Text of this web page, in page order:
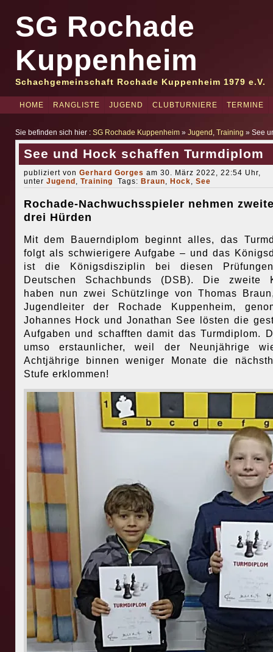
SG Rochade
Kuppenheim
Schachgemeinschaft Rochade Kuppenheim 1979 e.V.
HOME RANGLISTE JUGEND CLUBTURNIERE TERMINE
Sie befinden sich hier : SG Rochade Kuppenheim» Jugend , Training » See
See und Hock schaffen Turmdiplom
publiziert von Gerhard Gorges am 30. März 2022, 22:54 Uhr,
unter Jugend , Training Tags: Braun, Hock, See
Rochade-Nachwuchsspieler nehmen
drei Hürden
Mit dem Bauerndiplom beginnt alles, das
folgt als schwierigere Aufgabe – und das
ist die Königsdisziplin bei diesen
Deutschen Schachbunds (DSB). Die zweite
haben nun zwei Schützlinge von Thomas
Jugendleiter der Rochade Kuppenheim,
Johannes Hock und Jonathan See lösten die
Aufgaben und schafften damit das Turmdiplom.
umso erstaunlicher, weil der Neunjährige
Achtjährige binnen weniger Monate die
Stufe erklommen!